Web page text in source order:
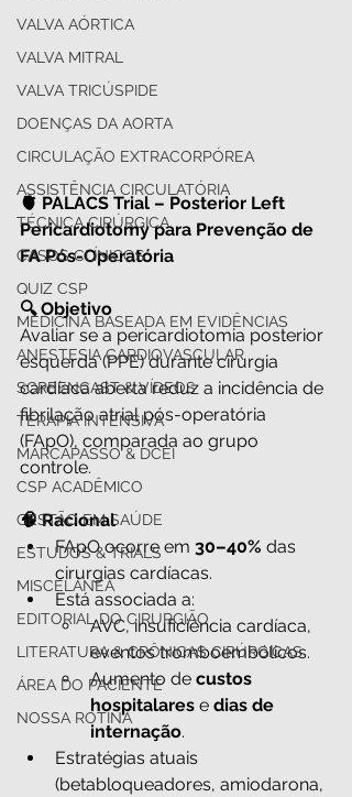
VALVA AÓRTICA
VALVA MITRAL
VALVA TRICÚSPIDE
DOENÇAS DA AORTA
CIRCULAÇÃO EXTRACORPÓREA
ASSISTÊNCIA CIRCULATÓRIA
TÉCNICA CIRÚRGICA
CASOS CLÍNICOS
QUIZ CSP
MEDICINA BASEADA EM EVIDÊNCIAS
ANESTESIA CARDIOVASCULAR
SCREENCAST & VÍDEOS
TERAPIA INTENSIVA
MARCAPASSO & DCEI
CSP ACADÊMICO
GESTÃO EM SAÚDE
ESTUDOS & TRIALS
MISCELÂNEA
EDITORIAL DO CIRURGIÃO
LITERATURA & CRÔNICAS CIRÚRGICAS
ÁREA DO PACIENTE
NOSSA ROTINA
🫀 PALACS Trial – Posterior Left
Pericardiotomy para Prevenção de
FA Pós-Operatória
🔍 Objetivo
Avaliar se a pericardiotomia posterior
esquerda (PPE) durante cirurgia
cardíaca aberta reduz a incidência de
fibrilação atrial pós-operatória
(FApO), comparada ao grupo
controle.
🧠 Racional
FApO ocorre em 30–40% das
cirurgias cardíacas.
Está associada a:
AVC, insuficiência cardíaca,
eventos tromboembólicos.
Aumento de custos
hospitalares e dias de
internação.
Estratégias atuais
(betabloqueadores, amiodarona,